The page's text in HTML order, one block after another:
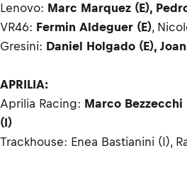
Lenovo: Marc Marquez (E),
VR46: Fermin Aldeguer (E),
Gresini: Daniel Holgado (E),
APRILIA:
Aprilia Racing: Marco Bezzecchi
(I)
Trackhouse: Enea Bastianini (I),